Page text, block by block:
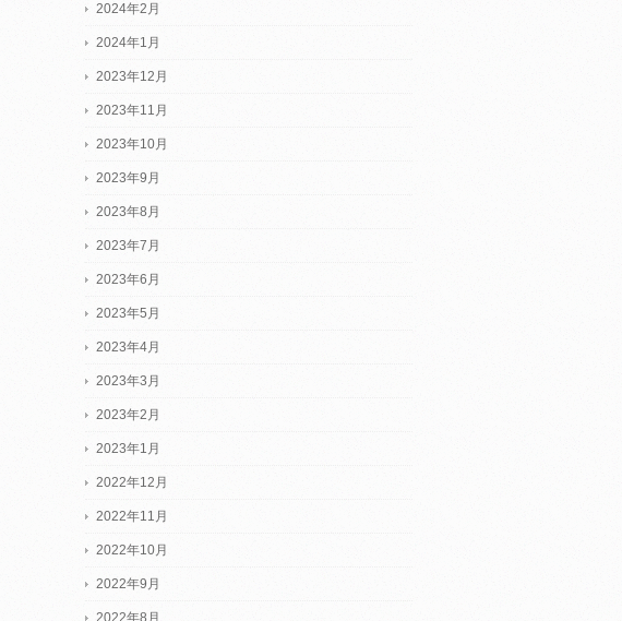
2024年2月
2024年1月
2023年12月
2023年11月
2023年10月
2023年9月
2023年8月
2023年7月
2023年6月
2023年5月
2023年4月
2023年3月
2023年2月
2023年1月
2022年12月
2022年11月
2022年10月
2022年9月
2022年8月